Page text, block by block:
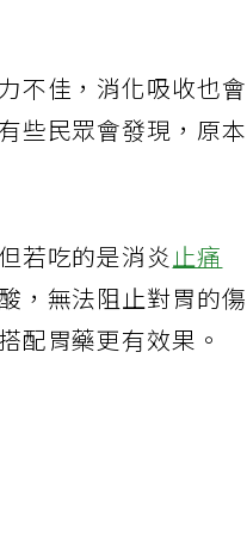
不佳，消化吸收也會
些民眾會發現，原本
若吃的是消炎止痛
，無法阻止對胃的傷
配胃藥更有效果。